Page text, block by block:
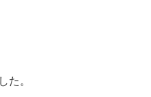
た。